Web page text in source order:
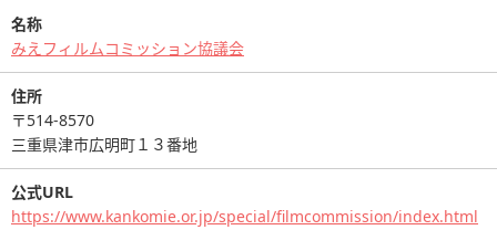
名称
みえフィルムコミッション協議会
住所
〒514-8570
三重県津市広明町１３番地
公式URL
https://www.kankomie.or.jp/special/filmcommission/index.html